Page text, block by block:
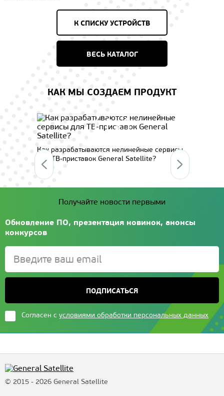
К СПИСКУ УСТРОЙСТВ
ВЕСЬ КАТАЛОГ
КАК МЫ СОЗДАЕМ ПРОДУКТ
Как разрабатываются нелинейные сервисы
для ТВ-приставок General Satellite?
Получайте новости первыми
Обновление ПО, презентация новинок, анонсы
конкурсов
ПОДПИСАТЬСЯ
Согласен с условиями обработки персональных данных
© 2015 - 2026 General Satellite